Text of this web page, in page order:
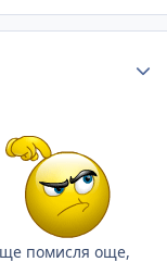
помисля още,